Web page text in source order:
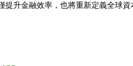
提升金融效率，也將重新定義全球資